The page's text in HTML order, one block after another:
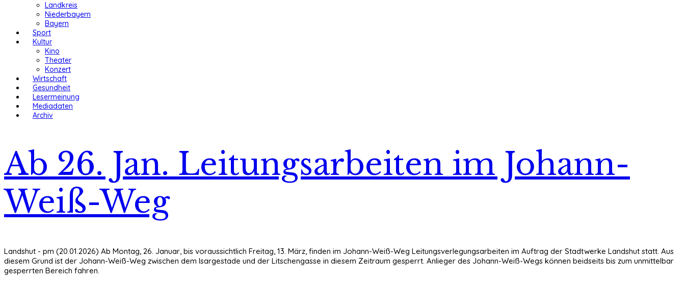
Landkreis
Niederbayern
Bayern
Sport
Kultur
Kino
Theater
Konzert
Wirtschaft
Gesundheit
Lesermeinung
Mediadaten
Archiv
Ab 26. Jan. Leitungsarbeiten im Johann-
Weiß-Weg
Landshut - pm (20.01.2026) Ab Montag, 26. Januar, bis voraussichtlich Freitag, 13. März, finden im Johann-Weiß-Weg Leitungsverlegungsarbeiten im Auftrag der Stadtwerke Landshut statt. Aus
diesem Grund ist der Johann-Weiß-Weg zwischen dem Isargestade und der Litschengasse in diesem Zeitraum gesperrt. Anlieger des Johann-Weiß-Wegs können beidseits bis zum unmittelbar
gesperrten Bereich fahren.